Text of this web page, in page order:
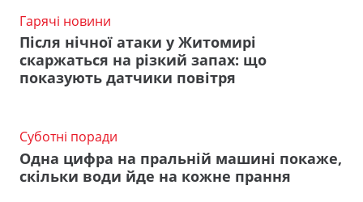
Гарячі новини
Після нічної атаки у Житомирі
скаржаться на різкий запах: що
показують датчики повітря
Суботні поради
Одна цифра на пральній машині покаже,
скільки води йде на кожне прання